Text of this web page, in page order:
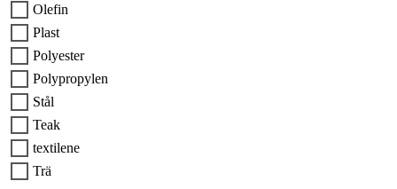
Olefin
Plast
Polyester
Polypropylen
Stål
Teak
textilene
Trä